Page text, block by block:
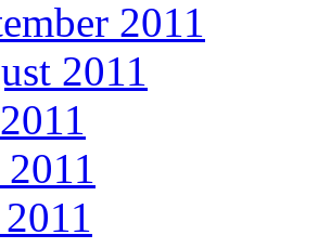
2011
2011